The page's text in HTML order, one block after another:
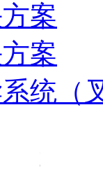
案
案
统（